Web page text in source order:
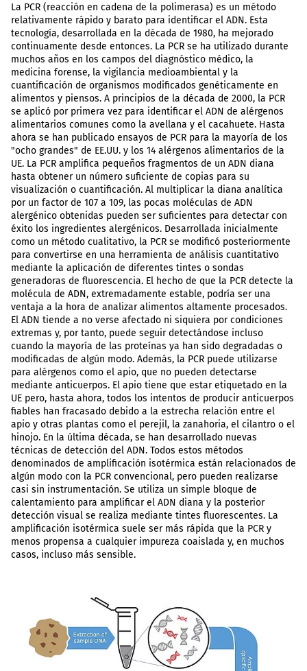
La PCR (reacción en cadena de la polimerasa) es un método
relativamente rápido y barato para identificar el ADN. Esta
tecnología, desarrollada en la década de 1980, ha mejorado
continuamente desde entonces. La PCR se ha utilizado durante
muchos años en los campos del diagnóstico médico, la
medicina forense, la vigilancia medioambiental y la
cuantificación de organismos modificados genéticamente en
alimentos y piensos. A principios de la década de 2000, la PCR
se aplicó por primera vez para identificar el ADN de alérgenos
alimentarios comunes como la avellana y el cacahuete. Hasta
ahora se han publicado ensayos de PCR para la mayoría de los
"ocho grandes" de EE.UU. y los 14 alérgenos alimentarios de la
UE. La PCR amplifica pequeños fragmentos de un ADN diana
hasta obtener un número suficiente de copias para su
visualización o cuantificación. Al multiplicar la diana analítica
por un factor de 107 a 109, las pocas moléculas de ADN
alergénico obtenidas pueden ser suficientes para detectar con
éxito los ingredientes alergénicos. Desarrollada inicialmente
como un método cualitativo, la PCR se modificó posteriormente
para convertirse en una herramienta de análisis cuantitativo
mediante la aplicación de diferentes tintes o sondas
generadoras de fluorescencia. El hecho de que la PCR detecte la
molécula de ADN, extremadamente estable, podría ser una
ventaja a la hora de analizar alimentos altamente procesados.
El ADN tiende a no verse afectado ni siquiera por condiciones
extremas y, por tanto, puede seguir detectándose incluso
cuando la mayoría de las proteínas ya han sido degradadas o
modificadas de algún modo. Además, la PCR puede utilizarse
para alérgenos como el apio, que no pueden detectarse
mediante anticuerpos. El apio tiene que estar etiquetado en la
UE pero, hasta ahora, todos los intentos de producir anticuerpos
fiables han fracasado debido a la estrecha relación entre el
apio y otras plantas como el perejil, la zanahoria, el cilantro o el
hinojo. En la última década, se han desarrollado nuevas
técnicas de detección del ADN. Todos estos métodos
denominados de amplificación isotérmica están relacionados de
algún modo con la PCR convencional, pero pueden realizarse
casi sin instrumentación. Se utiliza un simple bloque de
calentamiento para amplificar el ADN diana y la posterior
detección visual se realiza mediante tintes fluorescentes. La
amplificación isotérmica suele ser más rápida que la PCR y
menos propensa a cualquier impureza coaislada y, en muchos
casos, incluso más sensible.